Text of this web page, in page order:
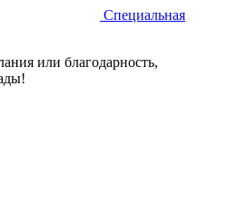
Специальная
или благодарность,